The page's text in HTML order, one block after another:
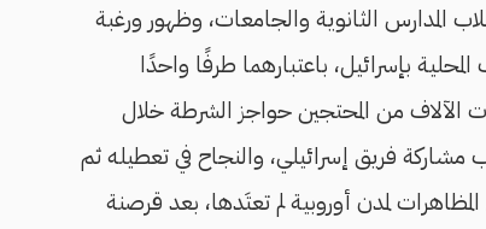
الثانوية والجامعات، وظهور ورغبة
بإسرائيل، باعتبارهما طرفًا واحدًا
الآلاف من المحتجين حواجز الشرطة خلال
فريق إسرائيلي، والنجاح في تعطيله ثم
لمدن أوروبية لم تعتَدها، بعد قرصنة